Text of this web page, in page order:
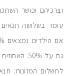
וצרכיהם וכושר
עומד בשלושה תנאים
גם על
לתשלום המזונות: